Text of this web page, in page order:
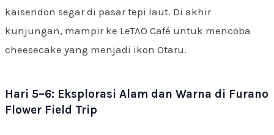
kaisendon segar di pasar tepi laut. Di akhir
kunjungan, mampir ke LeTAO Café untuk mencoba
cheesecake yang menjadi ikon Otaru.
Hari 5–6: Eksplorasi Alam dan Warna di Furano
Flower Field Trip